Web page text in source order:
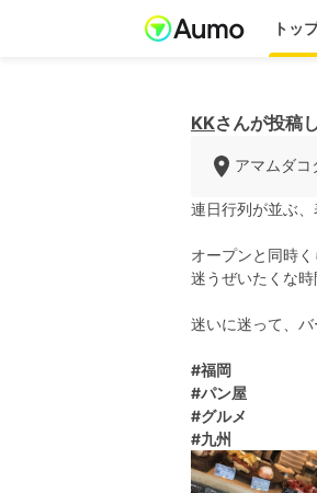
トッ
KKさんが投稿
アマムダコ
連日行列が並ぶ
オープンと同時
迷うぜいたくな
迷いに迷って、
#福岡
#パン屋
#グルメ
#九州